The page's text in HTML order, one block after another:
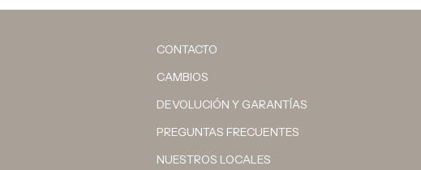
CONTACTO
CAMBIOS
DEVOLUCIÓN Y GARANTÍAS
PREGUNTAS FRECUENTES
NUESTROS LOCALES